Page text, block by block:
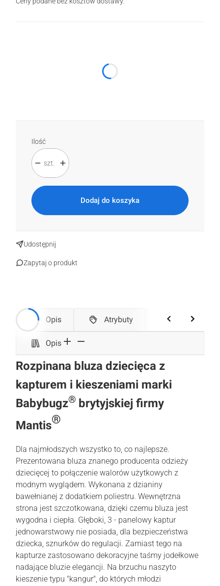
Ilość
szt.
Dodaj do koszyka
Udostępnij
Zapytaj o produkt
Opis Atrybuty Tabela rozmiarów
Opis
Rozpinana bluza dziecięca z
kapturem i kieszeniami marki
Babybugz® brytyjskiej firmy
Mantis®
Dla najmłodszych wszystko to, co najlepsze.
Prezentowana bluza znanego producenta odzieży
dziecięcej to połączenie walorów użytkowych z
modnym wyglądem. Wykonana z dzianiny
bawełnianej z dodatkiem poliestru. Wewnętrzna
strona jest szczotkowana, dzięki czemu bluza jest
wygodna i ciepła. Głęboki, 3 - panelowy kaptur
jednowarstwowy nie posiada, dla bezpieczeństwa
dziecka, sznurków do regulacji. Zamiast tego na
kapturze zastosowano dekoracyjne taśmy jodełkowe
nadające bluzie elegancji. Na brzuchu naszyto
kieszenie typu "kangur", do których młodzi